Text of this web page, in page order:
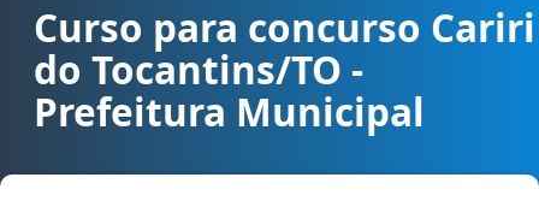
Curso para concurso Cariri do Tocantins/TO - Prefeitura
Curso para concurso Cariri
do Tocantins/TO -
Prefeitura Municipal